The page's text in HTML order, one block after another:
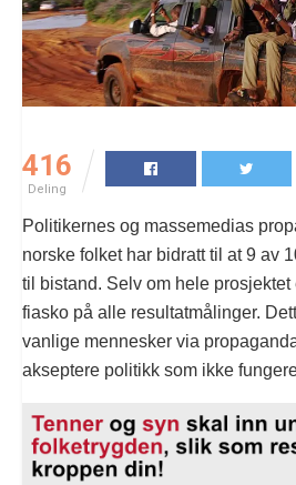
416
Deling
Politikernes og massemedias
norske folket har bidratt til at 9 av
til bistand. Selv om hele
fiasko på alle resultatmålinger.
vanlige mennesker via
akseptere politikk som ikke